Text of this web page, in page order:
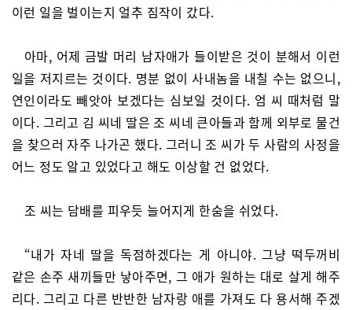
이런 일을 벌이는지 얼추 짐작이 갔다.
아마, 어제 금발 머리 남자애가 들이받은 것이 분해서 이런
일을 저지르는 것이다. 명분 없이 사내놈을 내칠 수는 없으니,
연인이라도 빼앗아 보겠다는 심보일 것이다. 엄 씨 때처럼 말
이다. 그리고 김 씨네 딸은 조 씨네 큰아들과 함께 외부로 물건
을 찾으러 자주 나가곤 했다. 그러니 조 씨가 두 사람의 사정을
어느 정도 알고 있었다고 해도 이상할 건 없었다.
조 씨는 담배를 피우듯 늘어지게 한숨을 쉬었다.
“내가 자네 딸을 독점하겠다는 게 아니야. 그냥 떡두꺼비
같은 손주 새끼들만 낳아주면, 그 애가 원하는 대로 살게 해주
리다. 그리고 다른 반반한 남자랑 애를 가져도 다 용서해 주겠